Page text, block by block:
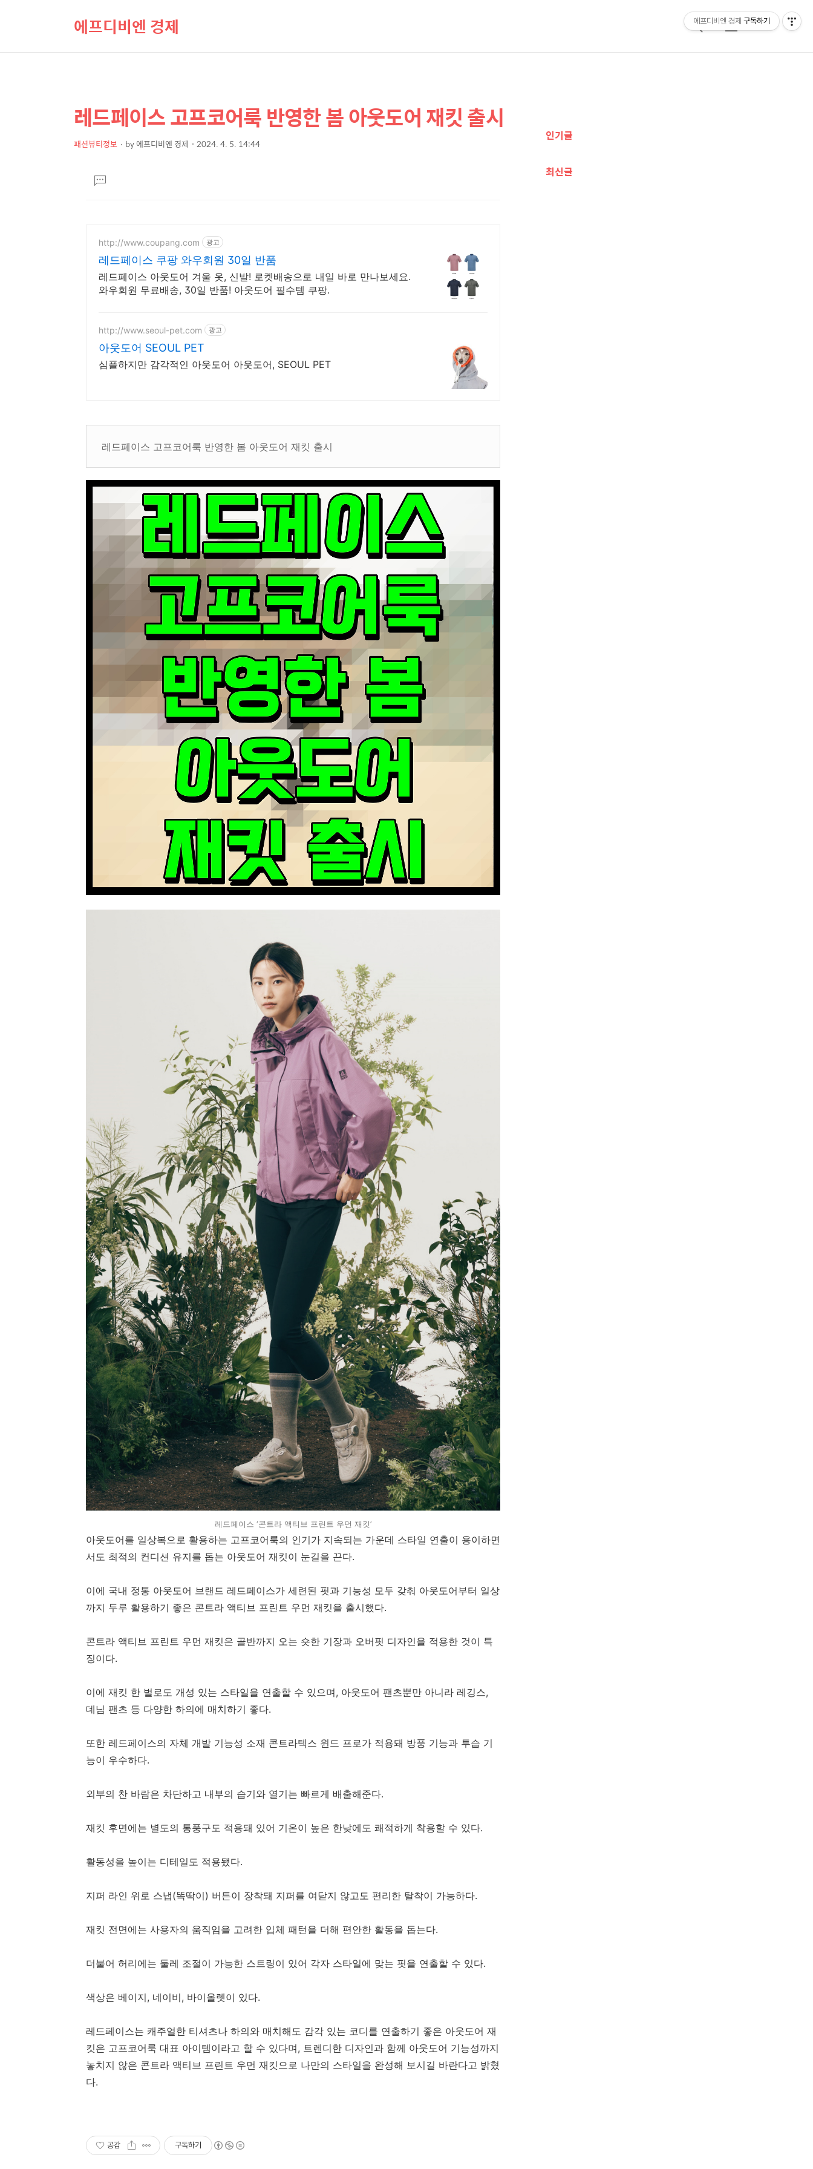
에프디비엔 경제
검
메
상
컨
본
문
제
레드페이스 고프코어룩 반영한 봄 아웃도어 재킷 출시
패션뷰티정보 by에프디비엔 경제 2024. 4. 5. 14:44
댓
글
http://www.coupang.com 광고
레드페이스 쿠팡 와우회원 30일 반품
레드페이스 아웃도어 겨울 옷, 신발! 로켓배송으로 내일 바로 만나보세요.
와우회원 무료배송, 30일 반품! 아웃도어 필수템 쿠팡.
http://www.seoul-pet.com 광고
아웃도어 SEOUL PET
심플하지만 감각적인 아웃도어 아웃도어, SEOUL PET
레드페이스 고프코어룩 반영한 봄 아웃도어 재킷 출시
레드페이스 ‘콘트라 액티브 프린트 우먼 재킷’
아웃도어를 일상복으로 활용하는 고프코어룩의 인기가 지속되는 가운데 스타일 연출이 용이하면
서도 최적의 컨디션 유지를 돕는 아웃도어 재킷이 눈길을 끈다.
이에 국내 정통 아웃도어 브랜드 레드페이스가 세련된 핏과 기능성 모두 갖춰 아웃도어부터 일상
까지 두루 활용하기 좋은 콘트라 액티브 프린트 우먼 재킷을 출시했다.
콘트라 액티브 프린트 우먼 재킷은 골반까지 오는 숏한 기장과 오버핏 디자인을 적용한 것이 특
징이다.
이에 재킷 한 벌로도 개성 있는 스타일을 연출할 수 있으며, 아웃도어 팬츠뿐만 아니라 레깅스,
데님 팬츠 등 다양한 하의에 매치하기 좋다.
또한 레드페이스의 자체 개발 기능성 소재 콘트라텍스 윈드 프로가 적용돼 방풍 기능과 투습 기
능이 우수하다.
외부의 찬 바람은 차단하고 내부의 습기와 열기는 빠르게 배출해준다.
재킷 후면에는 별도의 통풍구도 적용돼 있어 기온이 높은 한낮에도 쾌적하게 착용할 수 있다.
활동성을 높이는 디테일도 적용됐다.
지퍼 라인 위로 스냅(똑딱이) 버튼이 장착돼 지퍼를 여닫지 않고도 편리한 탈착이 가능하다.
재킷 전면에는 사용자의 움직임을 고려한 입체 패턴을 더해 편안한 활동을 돕는다.
더불어 허리에는 둘레 조절이 가능한 스트링이 있어 각자 스타일에 맞는 핏을 연출할 수 있다.
색상은 베이지, 네이비, 바이올렛이 있다.
레드페이스는 캐주얼한 티셔츠나 하의와 매치해도 감각 있는 코디를 연출하기 좋은 아웃도어 재
킷은 고프코어룩 대표 아이템이라고 할 수 있다며, 트렌디한 디자인과 함께 아웃도어 기능성까지
놓치지 않은 콘트라 액티브 프린트 우먼 재킷으로 나만의 스타일을 완성해 보시길 바란다고 밝혔
다.
공감 구독하기
가
보
인기글
최신글
에프디비엔 경제 구독하기